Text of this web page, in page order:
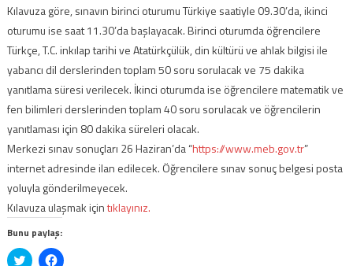
Kılavuza göre, sınavın birinci oturumu Türkiye saatiyle 09.30’da, ikinci
oturumu ise saat 11.30’da başlayacak. Birinci oturumda öğrencilere
Türkçe, T.C. inkılap tarihi ve Atatürkçülük, din kültürü ve ahlak bilgisi ile
yabancı dil derslerinden toplam 50 soru sorulacak ve 75 dakika
yanıtlama süresi verilecek. İkinci oturumda ise öğrencilere matematik ve
fen bilimleri derslerinden toplam 40 soru sorulacak ve öğrencilerin
yanıtlaması için 80 dakika süreleri olacak.
Merkezi sınav sonuçları 26 Haziran’da “https://www.meb.gov.tr”
internet adresinde ilan edilecek. Öğrencilere sınav sonuç belgesi posta
yoluyla gönderilmeyecek.
Kılavuza ulaşmak içintıklayınız.
Bunu paylaş:
Twitter Facebook'ta